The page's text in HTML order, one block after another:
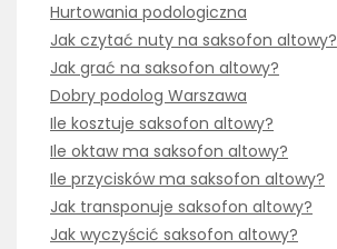
Hurtowania podologiczna
Jak czytać nuty na saksofon altowy?
Jak grać na saksofon altowy?
Dobry podolog Warszawa
Ile kosztuje saksofon altowy?
Ile oktaw ma saksofon altowy?
Ile przycisków ma saksofon altowy?
Jak transponuje saksofon altowy?
Jak wyczyścić saksofon altowy?